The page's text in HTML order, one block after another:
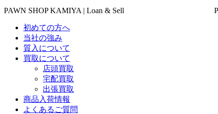
PAWN SHOP KAMIYA | Loan & Sell
初めての方へ
当社の強み
質入について
買取について
店頭買取
宅配買取
出張買取
商品入荷情報
よくあるご質問